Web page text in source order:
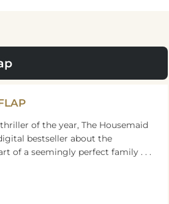
of the year, The Housemaid
bestseller about the
of a seemingly perfect family . . .